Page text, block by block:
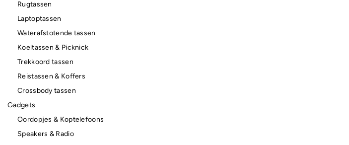
Rugtassen
Laptoptassen
Waterafstotende tassen
Koeltassen & Picknick
Trekkoord tassen
Reistassen & Koffers
Crossbody tassen
Gadgets
Oordopjes & Koptelefoons
Speakers & Radio